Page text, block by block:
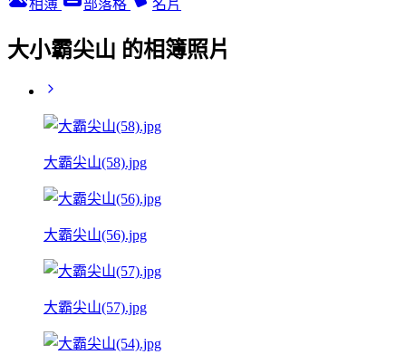
相簿 部落格 名片
大小霸尖山 的相簿照片
大霸尖山(58).jpg
大霸尖山(56).jpg
大霸尖山(57).jpg